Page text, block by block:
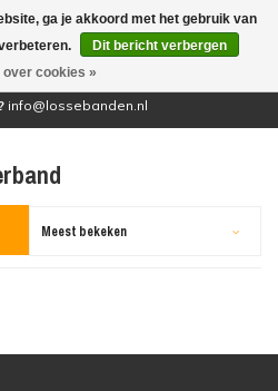
(0)
info@lossebanden.nl
Meest bekeken
ga je akkoord met het gebruik van
Dit bericht verbergen
over cookies »